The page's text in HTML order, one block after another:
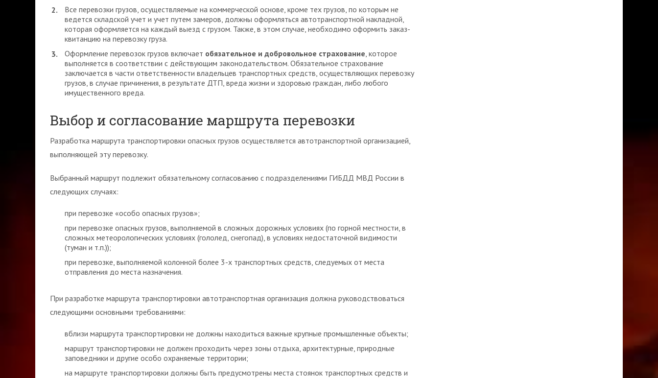
Все перевозки грузов, осуществляемые на коммерческой основе, кроме тех грузов, по которым не
ведется складской учет и учет путем замеров, должны оформляться автотранспортной накладной,
которая оформляется на каждый выезд с грузом. Также, в этом случае, необходимо оформить заказ-
квитанцию на перевозку груза.
Оформление перевозок грузов включает обязательное и добровольное страхование, которое
выполняется в соответствии с действующим законодательством. Обязательное страхование
заключается в части ответственности владельцев транспортных средств, осуществляющих перевозку
грузов, в случае причинения, в результате ДТП, вреда жизни и здоровью граждан, либо любого
имущественного вреда.
Выбор и согласование маршрута перевозки
Разработка маршрута транспортировки опасных грузов осуществляется автотранспортной организацией,
выполняющей эту перевозку.
Выбранный маршрут подлежит обязательному согласованию с подразделениями ГИБДД МВД России в
следующих случаях:
при перевозке «особо опасных грузов»;
при перевозке опасных грузов, выполняемой в сложных дорожных условиях (по горной местности, в
сложных метеорологических условиях (гололед, снегопад), в условиях недостаточной видимости
(туман и т.п.));
при перевозке, выполняемой колонной более 3-х транспортных средств, следуемых от места
отправления до места назначения.
При разработке маршрута транспортировки автотранспортная организация должна руководствоваться
следующими основными требованиями:
вблизи маршрута транспортировки не должны находиться важные крупные промышленные объекты;
маршрут транспортировки не должен проходить через зоны отдыха, архитектурные, природные
заповедники и другие особо охраняемые территории;
на маршруте транспортировки должны быть предусмотрены места стоянок транспортных средств и